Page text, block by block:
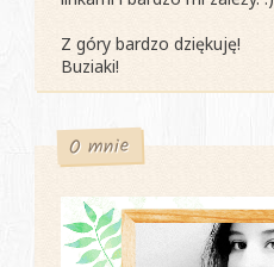
Z góry bardzo dziękuję!
Buziaki!
O mnie